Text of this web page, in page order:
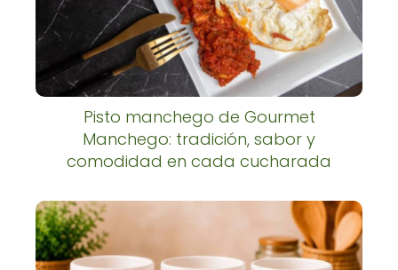
Pisto manchego de Gourmet
Manchego: tradición, sabor y
comodidad en cada cucharada